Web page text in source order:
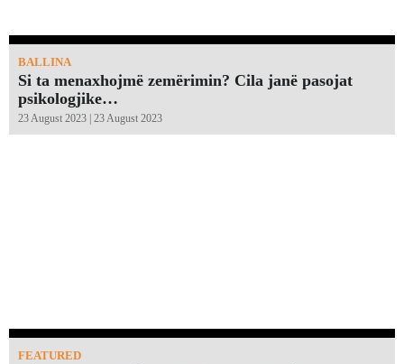
BALLINA
Si ta menaxhojmë zemërimin? Cila janë pasojat
psikologjike…
23 August 2023 | 23 August 2023
FEATURED